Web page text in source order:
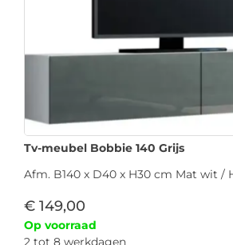
Tv-meubel Bobbie 140 Grijs
Afm. B140 x D40 x H30 cm Mat wit /
€ 149,00
Op voorraad
2 tot 8 werkdagen